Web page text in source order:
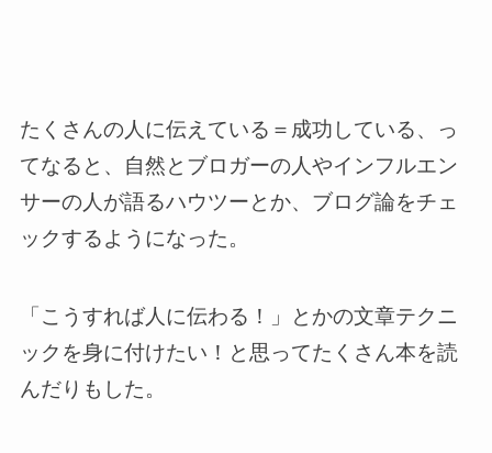
たくさんの人に伝えている＝成功している、っ
てなると、自然とブロガーの人やインフルエン
サーの人が語るハウツーとか、ブログ論をチェ
ックするようになった。
「こうすれば人に伝わる！」とかの文章テクニ
ックを身に付けたい！と思ってたくさん本を読
んだりもした。